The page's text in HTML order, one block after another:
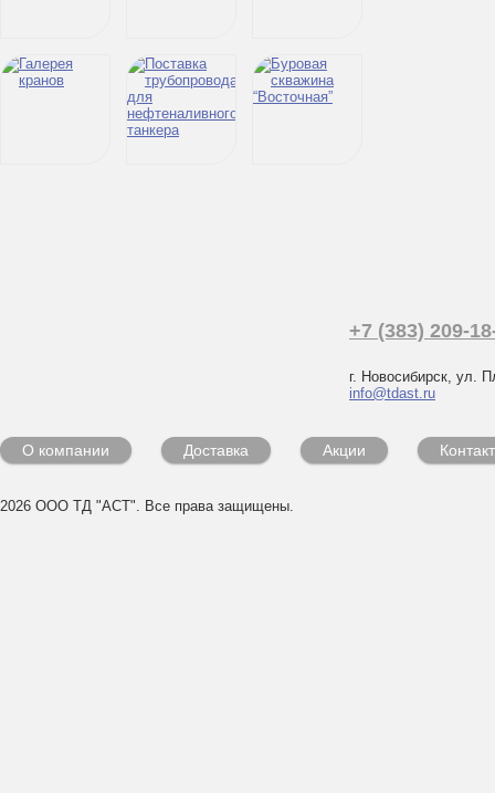
+7 (383) 209-
г. Новосибирск, ул.
info@tdast.ru
О компании Доставка Акции
2026 ООО ТД "АСТ". Все права защищены.